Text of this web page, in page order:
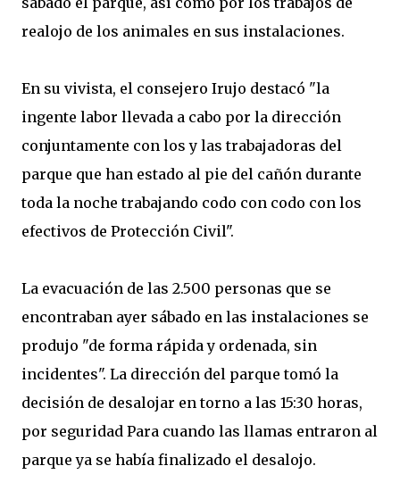
realojo de los animales en sus instalaciones.
En su vivista, el consejero Irujo destacó "la
ingente labor llevada a cabo por la dirección
conjuntamente con los y las trabajadoras del
parque que han estado al pie del cañón durante
toda la noche trabajando codo con codo con los
efectivos de Protección Civil".
La evacuación de las 2.500 personas que se
encontraban ayer sábado en las instalaciones se
produjo "de forma rápida y ordenada, sin
incidentes". La dirección del parque tomó la
decisión de desalojar en torno a las 15:30 horas,
por seguridad Para cuando las llamas entraron al
parque ya se había finalizado el desalojo.